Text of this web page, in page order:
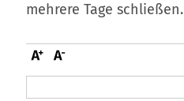
mehrere Tage schließen.